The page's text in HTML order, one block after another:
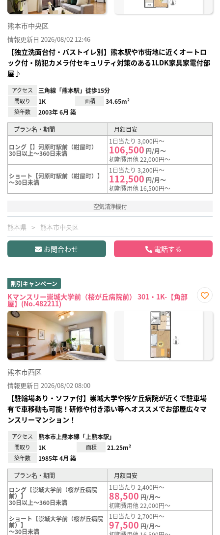
熊本市中央区
情報更新日 2026/08/02 12:46
【独立洗面台付・バストイレ別】熊本駅や市街地に近くオートロ
ック付・防犯カメラ付セキュリティ対策のある1LDK家具家電付部
屋♪
アクセス 三角線「熊本駅」徒歩15分
間取り 1K 面積 34.65m²
築年数 2003年 6月 築
プラン名・期間 月額目安
ロング【】河原町駅前（紺屋町）
30日以上～360日未満
1日当たり 3,000円～
106,500 円/月～
初期費用他 22,000円～
ショート【河原町駅前（紺屋町）】
～30日未満
1日当たり 3,200円～
112,500 円/月～
初期費用他 16,500円～
空気清浄機付
熊本県 熊本市中央区
お問合わせ 電話する
割引キャンペーン
Kマンスリー崇城大学前（桜が丘病院前） 301・1K-【角部
屋】(No.482211)
に入
熊本市西区
情報更新日 2026/08/02 08:00
【駐輪場あり・ソファ付】崇城大学や桜ケ丘病院が近くで駐車場
有で車移動も可能！研修や付き添い等へオススメでお部屋広々マ
ンスリーマンション！
アクセス 熊本市上熊本線「上熊本駅」
間取り 1K 面積 21.25m²
築年数 1985年 4月 築
プラン名・期間
月額目安
ロング【崇城大学前（桜が丘病院
前）】
30日以上～360日未満
1日当たり 2,400円～
88,500 円/月～
初期費用他 22,000円～
ショート【崇城大学前（桜が丘病院
前）】
～30日未満
1日当たり 2,700円～
97,500 円/月～